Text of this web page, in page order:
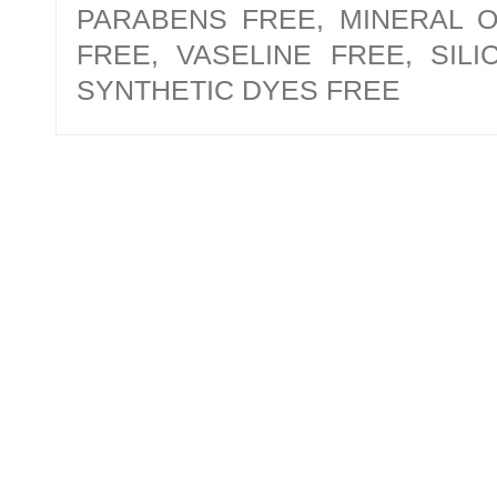
PARABENS FREE, MINERAL
FREE, VASELINE FREE,
SYNTHETIC DYES FREE